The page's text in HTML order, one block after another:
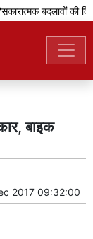
बदलावों की
बाइक
2017 09:32:00